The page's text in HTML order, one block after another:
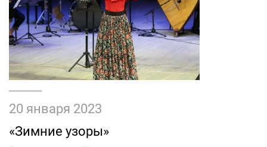
20 января 2023
«Зимние узоры»